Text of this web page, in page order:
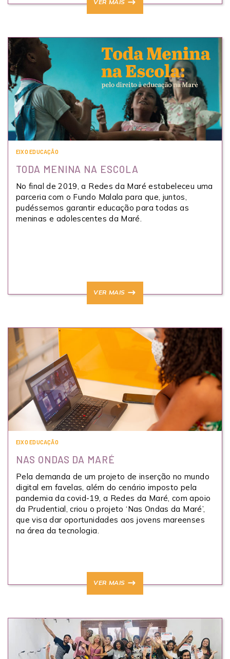
VER MAIS
EIXO EDUCAÇÃO
TODA MENINA NA ESCOLA
No final de 2019, a Redes da Maré estabeleceu uma
parceria com o Fundo Malala para que, juntos,
pudéssemos garantir educação para todas as
meninas e adolescentes da Maré.
VER MAIS
EIXO EDUCAÇÃO
NAS ONDAS DA MARÉ
Pela demanda de um projeto de inserção no mundo
digital em favelas, além do cenário imposto pela
pandemia da covid-19, a Redes da Maré, com apoio
da Prudential, criou o projeto ‘Nas Ondas da Maré’,
que visa dar oportunidades aos jovens mareenses
na área da tecnologia.
VER MAIS